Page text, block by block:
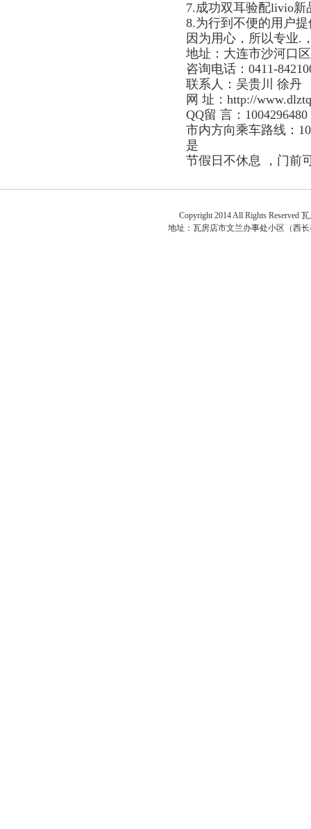
7.成功双耳验配livio
8.为行到不便的用户
因为用心，所以专业.
地址：大连市沙河口
咨询电话：0411-
联系人：吴贵川 徐丹
网 址： http://
QQ留 言：1004296480
市内方向乘车路线：
是
节假日不休息 ，门前
Copyright 2014 All Rights Reserved
地址： 瓦房店市文兰办事处小区（西